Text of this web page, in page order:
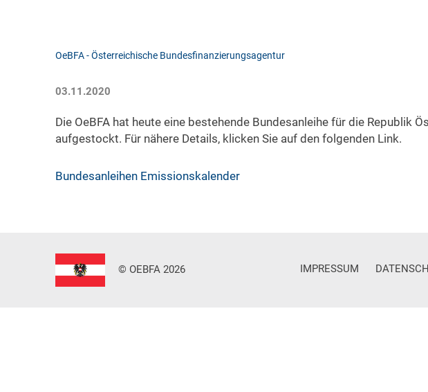
OeBFA - Österreichische Bundesfinanzierungsagentur
03.11.2020
Die OeBFA hat heute eine bestehende Bundesanleihe für die Republik
aufgestockt. Für nähere Details, klicken Sie auf den folgenden Link.
Bundesanleihen Emissionskalender
IMPRESSUM
© OEBFA 2026